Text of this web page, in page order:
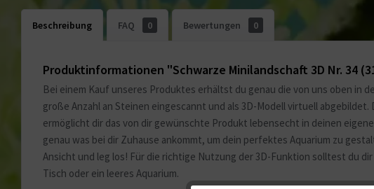
Beschreibung FAQ 0 Bewertungen 0
Produktinformationen "Schwarze Minilandschaft 3D Nr. 34
Bei einem Kauf unseres Produktes erhältst du genau die von uns oben
große Anzahl an Steinen eingescannt und als 3D-Modell virtuell
ermöglicht dir das von dir gewünschte Produkt lebensecht in deinen
genau was bei dir Zuhause ankommt, um dein perfektes Aquarium zu
Ansicht und leg los! Für die richtige Nutzung der 3D-Funktion solltest du
Tisch oder ein leeres Aquarium.